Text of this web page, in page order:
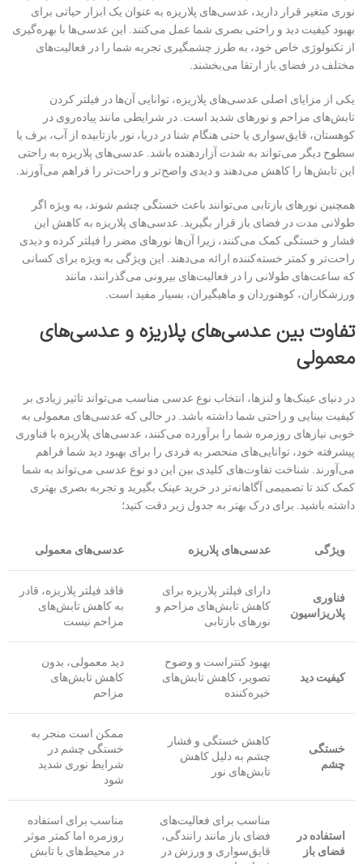
نوری متغیر قرار دارید، عدسی‌های پلاریزه به عنوان یک ابزار حیاتی برای
بهبود کیفیت دید و راحتی بصری شما عمل می‌کنند. این عدسی‌ها با بهره‌گیری
از تکنولوژی خاص خود، به طرز چشمگیری تجربه شما را در فعالیت‌های
مختلف در فضای باز ارتقا می‌بخشند.
یکی از مزایای اصلی عدسی‌های پلاریزه، توانایی آن‌ها در فیلتر کردن
تابش‌های مزاحم و نورهای شدید است. در شرایطی مانند پیاده‌روی در
کوهستان، قایق‌سواری یا حتی هنگام شنا در دریا، نور بازتابیده از آب، برف یا
سطوح دیگر می‌تواند به شدت آزاردهنده باشد. عدسی‌های پلاریزه به راحتی
این تابش‌ها را کاهش می‌دهند و دیدی واضح‌تر و راحت‌تر را فراهم می‌آورند.
همچنین نورهای بازتابی می‌توانند باعث خستگی چشم شوند، به ویژه اگر
طولانی‌ مدت در فضای باز قرار بگیرید. عدسی‌های پلاریزه به کاهش این
فشار و خستگی کمک می‌کنند، زیرا آن‌ها نورهای مضر را فیلتر کرده و دیدی
راحت‌تر و کمتر خسته‌کننده ارائه می‌دهند. این ویژگی به ویژه برای کسانی
که ساعت‌های طولانی را در فعالیت‌های بیرونی می‌گذرانند، مانند
ورزشکاران، کوهنوردان و ماهیگیران، بسیار مفید است.
تفاوت بین عدسی‌های پلاریزه و عدسی‌های
معمولی
در دنیای عینک‌ها و لنزها، انتخاب نوع عدسی مناسب می‌تواند تاثیر زیادی بر
کیفیت بینایی و راحتی شما داشته باشد. در حالی که عدسی‌های معمولی به
خوبی نیازهای روزمره شما را برآورده می‌کنند، عدسی‌های پلاریزه با فناوری
پیشرفته خود، توانایی‌های منحصر به فردی را برای بهبود دید شما فراهم
می‌آورند. شناخت تفاوت‌های کلیدی بین این دو نوع عدسی می‌تواند به شما
کمک کند تا تصمیمی آگاهانه‌تر در خرید عینک بگیرید و تجربه بصری بهتری
داشته باشید. برای درک بهتر به جدول زیر دقت کنید؛
ویژگی عدسی‌های پلاریزه عدسی‌های معمولی
فناوری
پلاریزاسیون
دارای فیلتر پلاریزه برای
کاهش تابش‌های مزاحم و
نورهای بازتابی
فاقد فیلتر پلاریزه، قادر
به کاهش تابش‌های
مزاحم نیست
کیفیت دید
بهبود کنتراست و وضوح
تصویر، کاهش تابش‌های
خیره‌کننده
دید معمولی، بدون
کاهش تابش‌های
مزاحم
خستگی
چشم
کاهش خستگی و فشار
چشم به دلیل کاهش
تابش‌های نور
ممکن است منجر به
خستگی چشم در
شرایط نوری شدید
شود
استفاده در
فضای باز
مناسب برای فعالیت‌های
فضای باز مانند رانندگی،
قایق‌سواری و ورزش در
مناسب برای استفاده
روزمره اما کمتر موثر
در محیط‌های با تابش